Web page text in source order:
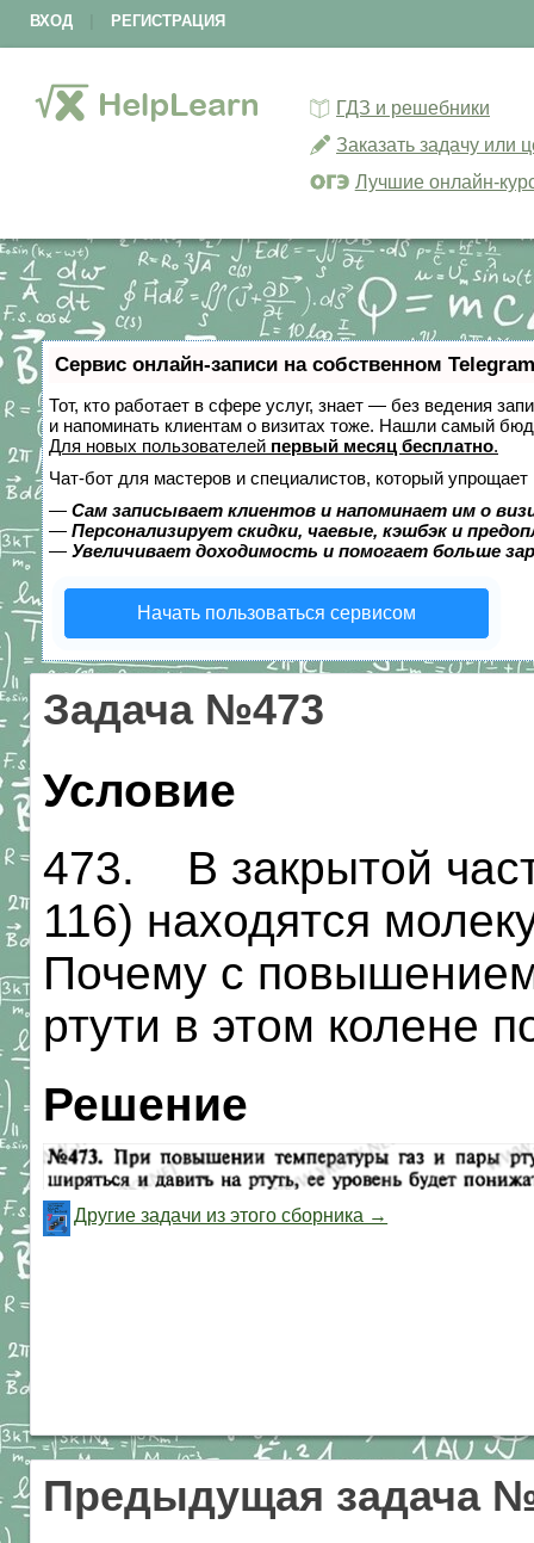
ВХОД РЕГИСТРАЦИЯ
ГДЗ и решебники
Заказать задачу или
Лучшие онлайн-
Сервис онлайн-записи на собственном
Тот, кто работает в сфере услуг, знает — без ведения
и напоминать клиентам о визитах тоже. Нашли самый
Для новых пользователей первый месяц бесплатно.
Чат-бот для мастеров и специалистов, который упрощает
— Сам записывает клиентов и напоминает им о
— Персонализирует скидки, чаевые, кэшбэк и
— Увеличивает доходимость и помогает больше
Начать пользоваться сервисом
Задача №473
Условие
473. В закрытой
116) находятся
Почему с
ртути в этом колене
Решение
Другие задачи из этого сборника →
Предыдущая задача